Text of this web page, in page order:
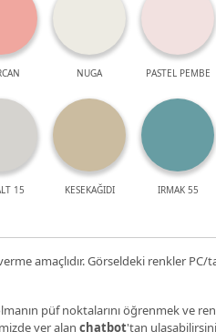
NUGA PASTEL PEMBE
15 KESEKAĞIDI IRMAK 55
amaçlıdır. Görseldeki renkler
püf noktalarını öğrenmek ve
yer alan chatbot'tan